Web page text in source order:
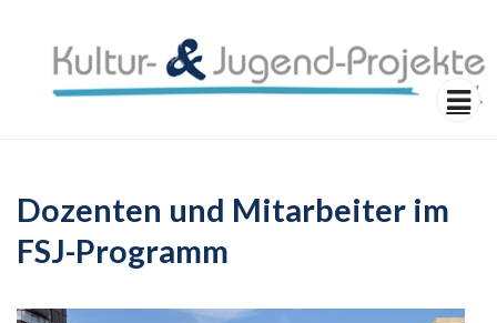
KULTUR-
PÄDAGOGISCHE BEGLEITUNG IM
FREIWILLIGEN SOZIALEN JAHR
Menu
Dozenten und Mitarbeiter im
FSJ-Programm